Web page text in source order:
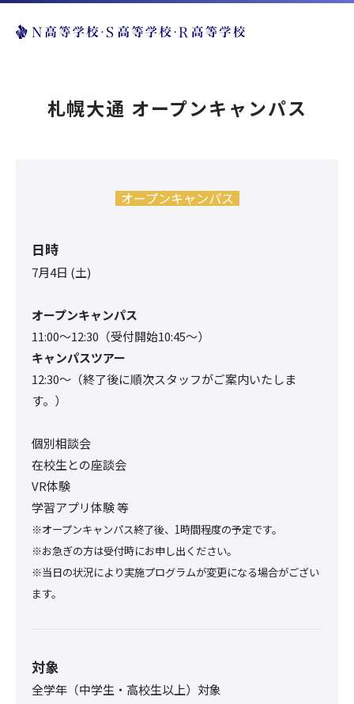
札幌大通 オープンキャンパス
オープンキャンパス
日時
7月4日 (土)
オープンキャンパス
11:00〜12:30（受付開始10:45～）
キャンパスツアー
12:30〜（終了後に順次スタッフがご案内いたしま
す。）
個別相談会
在校生との座談会
VR体験
学習アプリ体験 等
※オープンキャンパス終了後、1時間程度の予定です。
※お急ぎの方は受付時にお申し出ください。
※当日の状況により実施プログラムが変更になる場合がござい
ます。
対象
全学年（中学生・高校生以上）対象